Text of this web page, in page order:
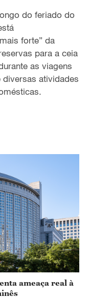
do feriado do
forte” da
para a ceia
as viagens
atividades
ameaça real à